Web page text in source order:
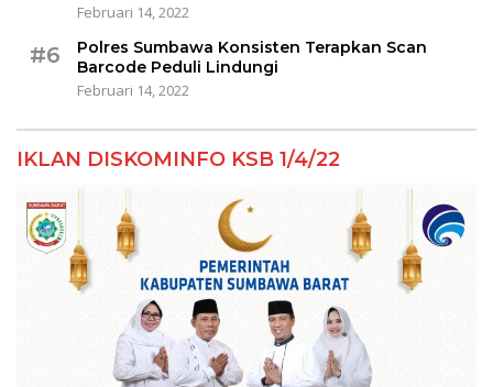
Februari 14, 2022
#6
Polres Sumbawa Konsisten Terapkan Scan
Barcode Peduli Lindungi
Februari 14, 2022
IKLAN DISKOMINFO KSB 1/4/22